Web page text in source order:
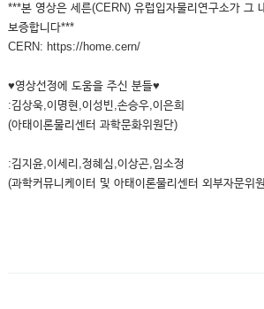
***본 영상은 세른(CERN) 유럽입자물리연구소가 그
보증합니다***
CERN: https://home.cern/
♥영상선정에 도움을 주신 분들♥
:김상욱,이명현,이성빈,손승우,이은희
(아태이론물리센터 과학문화위원단)
:김지윤,이세리,정혜심,이상곤,임소정
(과학커뮤니케이터 및 아태이론물리센터 외부자문위